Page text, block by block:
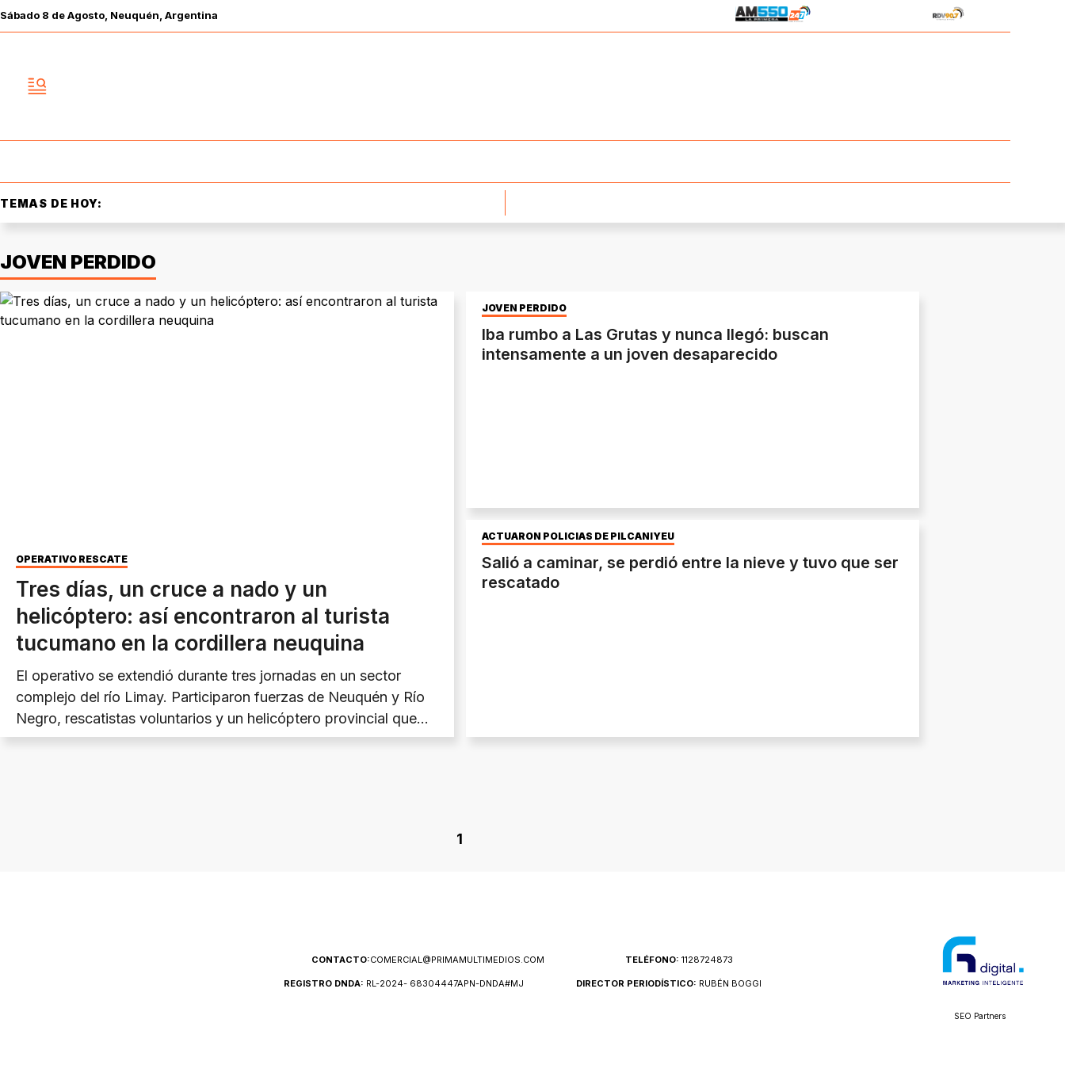
Sábado 8 deAgosto , Neuquén, Argentina
TEMAS DE HOY:
JOVEN PERDIDO
OPERATIVO RESCATE
Tres días, un cruce a nado y un
helicóptero: así encontraron al turista
tucumano en la cordillera neuquina
El operativo se extendió durante tres jornadas en un sector
complejo del río Limay. Participaron fuerzas de Neuquén y Río
Negro, rescatistas voluntarios y un helicóptero provincial que
permitió concretar la extracción.
JOVEN PERDIDO
Iba rumbo a Las Grutas y nunca llegó: buscan
intensamente a un joven desaparecido
ACTUARON POLICÍAS DE PILCANIYEU
Salió a caminar, se perdió entre la nieve y tuvo que ser
rescatado
1
CONTACTO:COMERCIAL@PRIMAMULTIMEDIOS.COM TELÉFONO: 1128724873
REGISTRO DNDA: RL-2024- 68304447APN-DNDA#MJ DIRECTOR PERIODÍSTICO: RUBÉN BOGGI
SEO Partners